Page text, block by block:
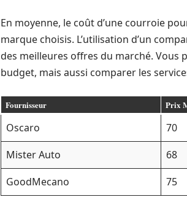
En moyenne, le coût d’une courroie
marque choisis. L’utilisation d’un
des meilleures offres du marché. Vous
budget, mais aussi comparer les
Fournisseur Prix
Oscaro 70
Mister Auto
68
GoodMecano
75